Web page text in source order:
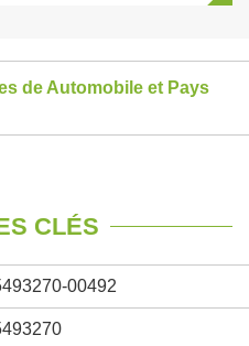
de Automobile et Pays
CLÉS
00492